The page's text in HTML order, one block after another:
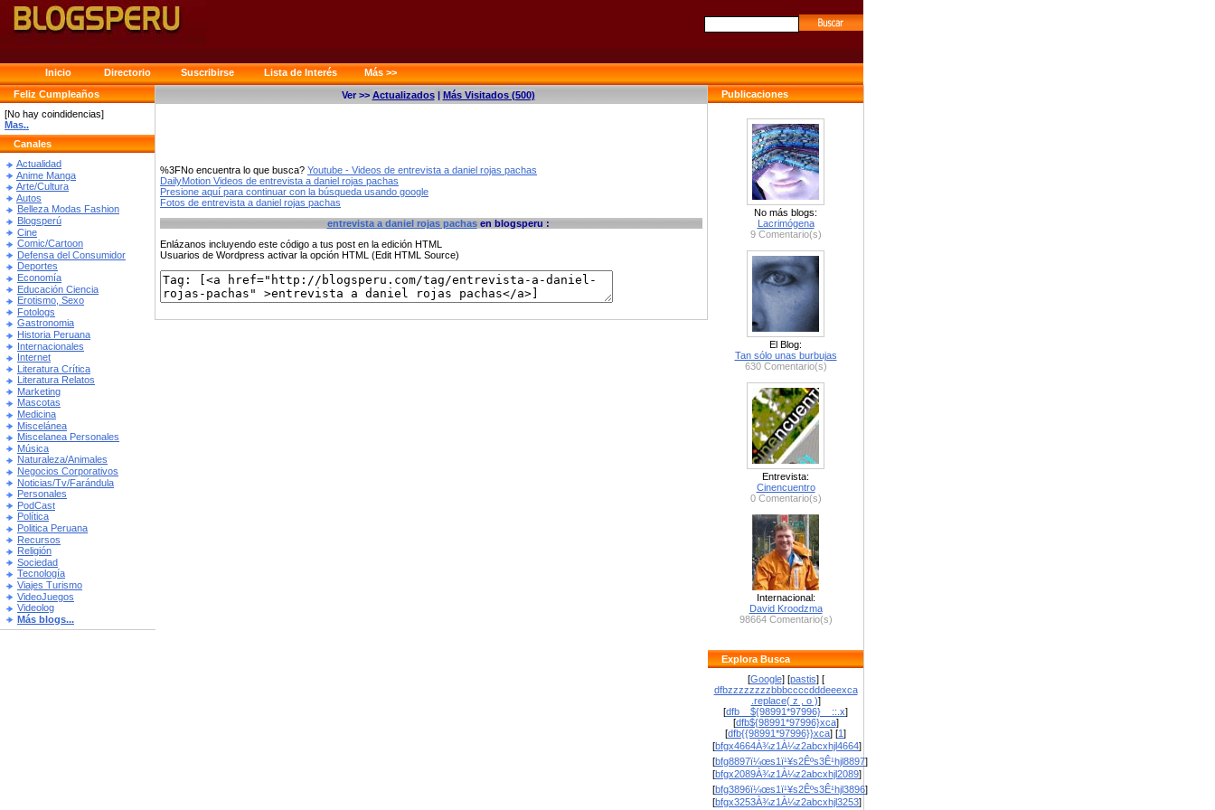
Inicio Directorio Suscribirse Lista de Interés
Más >>
Feliz Cumpleaños
[No hay coindidencias]
Mas..
Canales
Actualidad
Anime Manga
Arte/Cultura
Autos
Belleza Modas Fashion
Blogsperú
Cine
Comic/Cartoon
Defensa del Consumidor
Deportes
Economía
Educación Ciencia
Erotismo, Sexo
Fotologs
Gastronomia
Historia Peruana
Internacionales
Internet
Literatura Crítica
Literatura Relatos
Marketing
Mascotas
Medicina
Miscelánea
Miscelanea Personales
Música
Naturaleza/Animales
Negocios Corporativos
Noticias/Tv/Farándula
Personales
PodCast
Política
Politica Peruana
Recursos
Religión
Sociedad
Tecnología
Viajes Turismo
VideoJuegos
Videolog
Más blogs...
Publicaciones
No más blogs:
Lacrimógena
9 Comentario(s)
El Blog:
Tan sólo unas burbujas
630 Comentario(s)
Entrevista:
Cinencuentro
0 Comentario(s)
Internacional:
David Kroodzma
98664 Comentario(s)
Explora Busca
[Google] [pastis] [
dfbzzzzzzzzbbbccccdddeeexca
.replace( z , o )]
[dfb__${98991*97996}__::.x]
[dfb${98991*97996}xca]
[dfb{{98991*97996}}xca] [1]
[bfgx4664À¾z1À¼z2abcxhjl4664]
[bfg8897ï¼œs1ï¹¥s2Êºs3Ê¹hjl8897]
[bfgx2089À¾z1À¼z2abcxhjl2089]
[bfg3896ï¼œs1ï¹¥s2Êºs3Ê¹hjl3896]
[bfgx3253À¾z1À¼z2abcxhjl3253]
Ver >> Actualizados| Más Visitados (500)
%3FNo encuentra lo que busca? Youtube - Videos de entrevista a daniel rojas pachas
DailyMotion Videos de entrevista a daniel rojas pachas
Presione aquí para continuar con la búsqueda usando google
Fotos de entrevista a daniel rojas pachas
entrevista a daniel rojas pachasen blogsperu :
Enlázanos incluyendo este código a tus post en la edición HTML
Usuarios de Wordpress activar la opción HTML (Edit HTML Source)